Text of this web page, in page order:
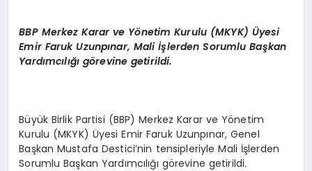
BBPMerkez Karar ve Yönetim Kurulu (MKYK) Üyesi
Emir Faruk Uzunpınar, Maliİşlerden Sorumlu Başkan
Yardımcılığı görevine getirildi.
Büyük Birlik Partisi (BBP) Merkez Karar ve Yönetim
Kurulu (MKYK) Üyesi Emir Faruk Uzunpınar, Genel
Başkan Mustafa Destici’nin tensipleriyle Mali İşlerden
Sorumlu Başkan Yardımcılığı görevine getirildi.